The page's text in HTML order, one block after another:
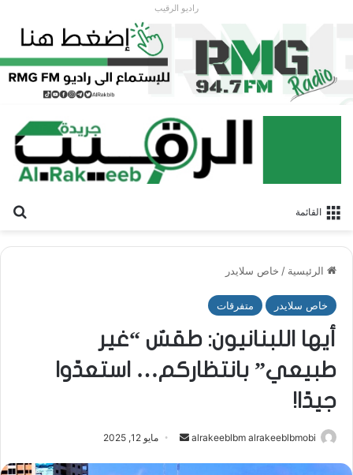
راديو الرقيب
القائمة
الرئيسية / خاص سلايدر
خاص سلايدر متفرقات
أيها اللبنانيون: طقسٌ “غير
طبيعي” بانتظاركم… استعدّوا
جيدًا!
alrakeeblbm alrakeeblbmobi
أرسل مايو 12, 2025